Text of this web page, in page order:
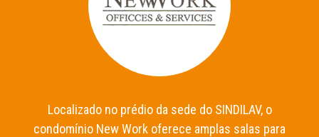
Localizado no prédio da sede do SINDILAV, o
condomínio New Work oferece amplas salas para